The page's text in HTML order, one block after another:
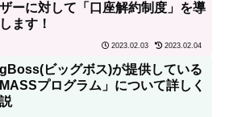
ーに対して「口座解約制度」を導
ます！
2023.02.03 2023.02.04
ビッグボス)が提供している
MASSプログラム」について詳しく